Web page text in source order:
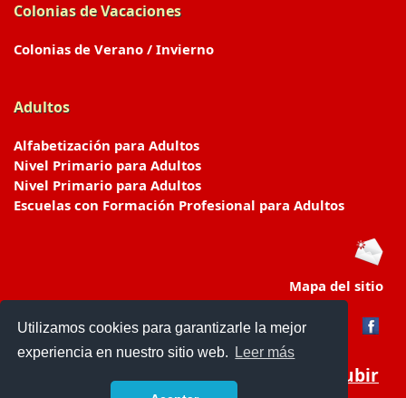
Utilizamos cookies para garantizarle la mejor
experiencia en nuestro sitio web.
Leer más
Colonias de Vacaciones
Colonias de Verano / Invierno
Adultos
Alfabetización para Adultos
Nivel Primario para Adultos
Nivel Primario para Adultos
Escuelas con Formación Profesional para Adultos
Mapa del sitio
Subir